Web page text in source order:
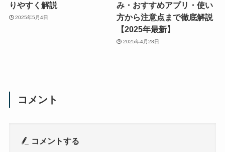
りやすく解説
2025年5月4日
み・おすすめアプリ・使い
方から注意点まで徹底解説
【2025年最新】
2025年4月28日
コメント
コメントする